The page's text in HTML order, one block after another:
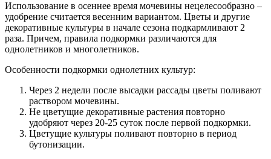
Использование в осеннее время мочевины нецелесообразно –
удобрение считается весенним вариантом. Цветы и другие
декоративные культуры в начале сезона подкармливают 2
раза. Причем, правила подкормки различаются для
однолетников и многолетников.
Особенности подкормки однолетних культур:
Через 2 недели после высадки рассады цветы поливают
раствором мочевины.
Не цветущие декоративные растения повторно
удобряют через 20-25 суток после первой подкормки.
Цветущие культуры поливают повторно в период
бутонизации.